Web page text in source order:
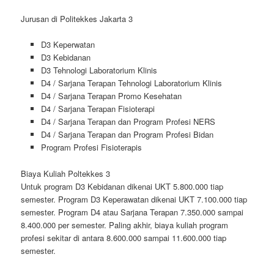
Jurusan di Politekkes Jakarta 3
D3 Keperwatan
D3 Kebidanan
D3 Tehnologi Laboratorium Klinis
D4 / Sarjana Terapan Tehnologi Laboratorium Klinis
D4 / Sarjana Terapan Promo Kesehatan
D4 / Sarjana Terapan Fisioterapi
D4 / Sarjana Terapan dan Program Profesi NERS
D4 / Sarjana Terapan dan Program Profesi Bidan
Program Profesi Fisioterapis
Biaya Kuliah Poltekkes 3
Untuk program D3 Kebidanan dikenai UKT 5.800.000 tiap
semester. Program D3 Keperawatan dikenai UKT 7.100.000 tiap
semester. Program D4 atau Sarjana Terapan 7.350.000 sampai
8.400.000 per semester. Paling akhir, biaya kuliah program
profesi sekitar di antara 8.600.000 sampai 11.600.000 tiap
semester.